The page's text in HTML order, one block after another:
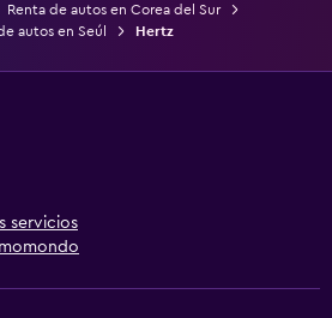
Renta de autos en Corea del Sur
autos en Seúl
Hertz
servicios